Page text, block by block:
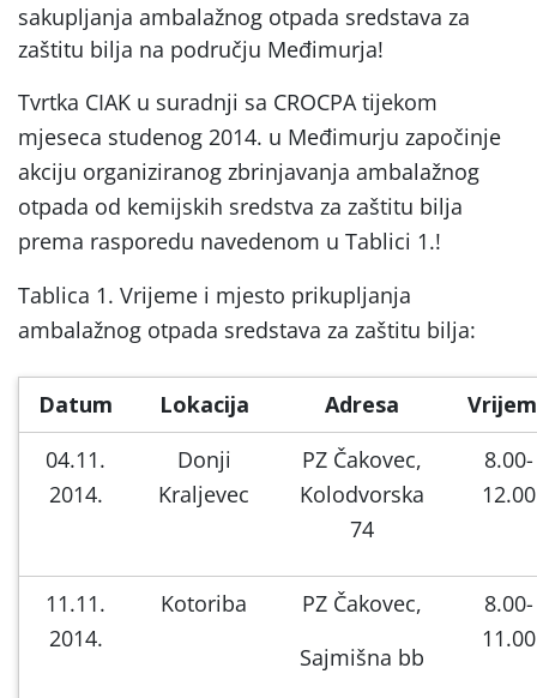
sakupljanja ambalažnog otpada sredstava za
zaštitu bilja na području Međimurja!
Tvrtka CIAK u suradnji sa CROCPA tijekom
mjeseca studenog 2014. u Međimurju započinje
akciju organiziranog zbrinjavanja ambalažnog
otpada od kemijskih sredstva za zaštitu bilja
prema rasporedu navedenom u Tablici 1.!
Tablica 1. Vrijeme i mjesto prikupljanja
ambalažnog otpada sredstava za zaštitu bilja:
Datum Lokacija Adresa
04.11.
2014.
Donji
Kraljevec
PZ Čakovec,
Kolodvorska
74
8.00-
12.00
11.11.
2014.
Kotoriba
PZ Čakovec,
Sajmišna bb
8.00-
11.00